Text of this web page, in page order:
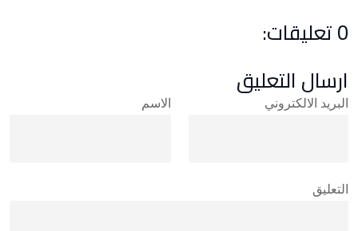
0 تعليقات:
ارسال التعليق
الاسم البريد الالكتروني
التعليق